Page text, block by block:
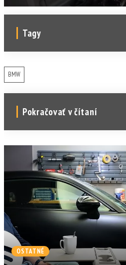
Tagy
BMW
Pokračovať v čítaní
OSTATNÉ